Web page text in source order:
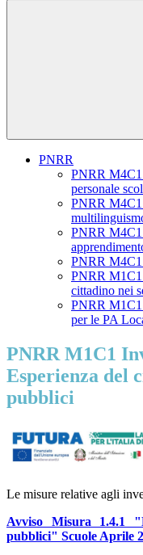
PNRR
PNRR M4C1
personale
PNRR M4C1
PNRR
PNRR
PNRR M1C1
cittadino nei
PNRR
per le PA
PNRR M1C1
Esperienza del
pubblici
Le misure relative agli
Avviso Misura 1.4.1
pubblici" Scuole Aprile